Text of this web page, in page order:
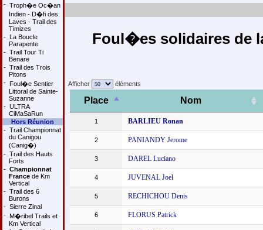
- Troph�e Oc�an
Indien - D�fi des
Laves - Trail des
Timizes
- La Boucle
Parapente
- Trail Tour Ti
Benare
- Trail des Trois
Pitons
- Foul�e Sentier
Littoral de Sainte-
Suzanne
- ULTRA
CiMaSaRun
Hors Réunion
- Trail Championnat
du Canigou
(Canig�)
- Trail des Hauts
Forts
- Championnat
Francede Km
Vertical
- Trail des 6
Burons
- Sierre Zinal
- M�ribel Trails et
Km Vertical
Foul�es solidaires de
Afficher éléments
Place Nom
1 BARLIEU Ronan
2 PANIANDY Jerome
3 DAREL Luciano
4 JUVENAL Joel
5 RECHICHOU Denis
6 FLORUS Patrick